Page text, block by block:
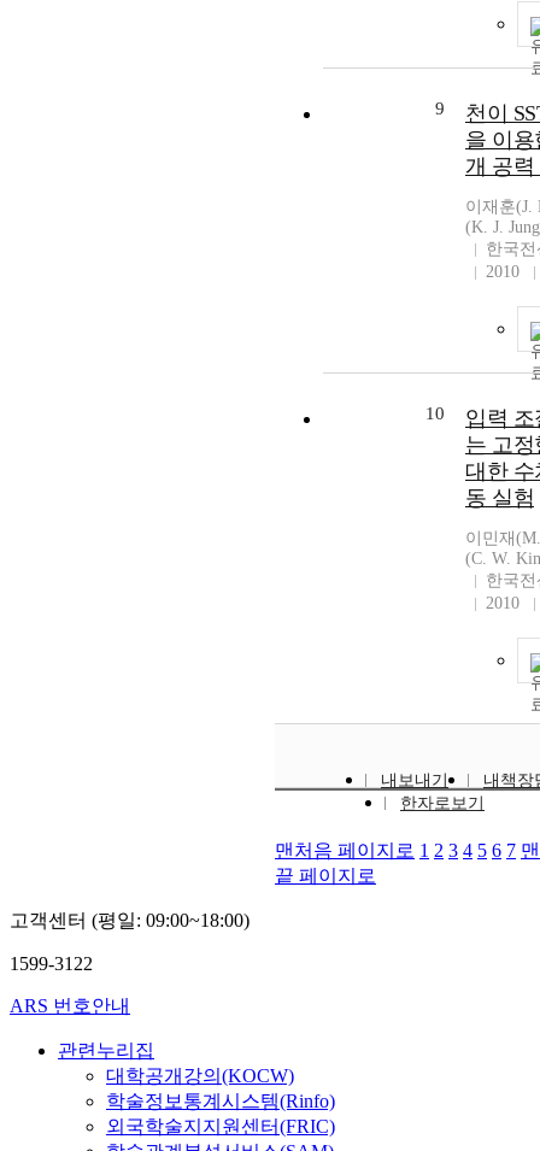
9
천이
을 이용
개 공력
이재훈(J.
(K. J.
한국
2010
10
입력
는 고
대한
동 실험
이민재
(C. W.
한국
2010
내보내기
내책장
한자로보기
맨처음 페이지로 1 2 3 4 5 6 7 맨
끝 페이지로
고객센터 (평일: 09:00~18:00)
1599-3122
ARS 번호안내
관련누리집
대학공개강의(KOCW)
학술정보통계시스템(Rinfo)
외국학술지지원센터(FRIC)